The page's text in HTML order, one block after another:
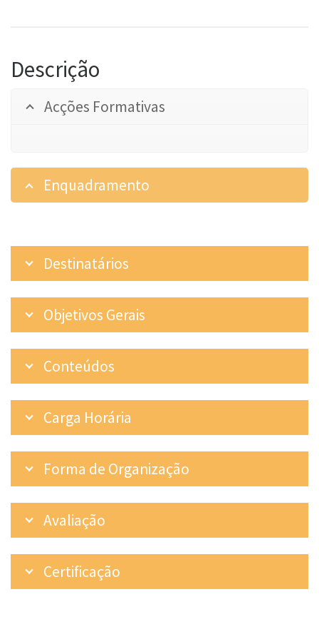
Descrição
Acções Formativas
Enquadramento
Destinatários
Objetivos Gerais
Conteúdos
Carga Horária
Forma de Organização
Avaliação
Certificação